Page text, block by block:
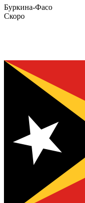
Буркина-Фасо
Скоро